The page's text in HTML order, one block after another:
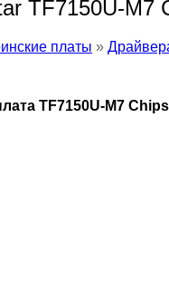
TF7150U-M7
платы »
TF7150U-M7